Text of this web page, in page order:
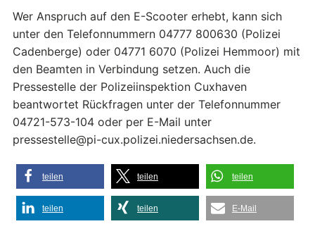
Wer Anspruch auf den E-Scooter erhebt, kann sich
unter den Telefonnummern 04777 800630 (Polizei
Cadenberge) oder 04771 6070 (Polizei Hemmoor) mit
den Beamten in Verbindung setzen. Auch die
Pressestelle der Polizeiinspektion Cuxhaven
beantwortet Rückfragen unter der Telefonnummer
04721-573-104 oder per E-Mail unter
pressestelle@pi-cux.polizei.niedersachsen.de.
teilen teilen teilen
teilen teilen E-Mail